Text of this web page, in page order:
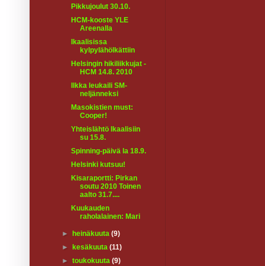
Pikkujoulut 30.10.
HCM-kooste YLE
Areenalla
Ikaalisissa
kylpylähölkättiin
Helsingin hikiliikkujat -
HCM 14.8. 2010
Ilkka leukaili SM-
neljänneksi
Masokistien must:
Cooper!
Yhteislähtö Ikaalisiin
su 15.8.
Spinning-päivä la 18.9.
Helsinki kutsuu!
Kisaraportti: Pirkan
soutu 2010 Toinen
aalto 31.7....
Kuukauden
raholalainen: Mari
► heinäkuuta(9)
►
kesäkuuta(11)
►toukokuuta(9)